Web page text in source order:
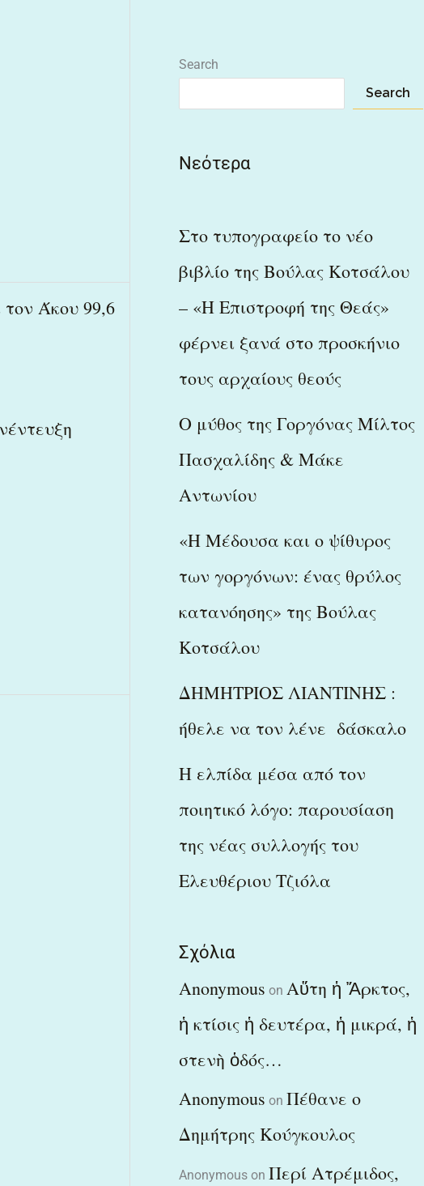
Άκου 99,6
Search
Search
Νεότερα
Στο τυπογραφείο το νέο
βιβλίο της Βούλας Κοτσάλου
– «Η Επιστροφή της Θεάς»
φέρνει ξανά στο προσκήνιο
τους αρχαίους θεούς
Ο μύθος της Γοργόνας Μίλτος
Πασχαλίδης & Μάκε
Αντωνίου
«Η Μέδουσα και ο ψίθυρος
των γοργόνων: ένας θρύλος
κατανόησης» της Βούλας
Κοτσάλου
ΔΗΜΗΤΡΙΟΣ ΛΙΑΝΤΙΝΗΣ :
ήθελε να τον λένε δάσκαλο
Η ελπίδα μέσα από τον
ποιητικό λόγο: παρουσίαση
της νέας συλλογής του
Ελευθέριου Τζιόλα
Σχόλια
Anonymous on Αὕτη ἡ Ἄρκτος,
ἡ κτίσις ἡ δευτέρα, ἡ μικρά, ἡ
στενὴ ὁδός…
Anonymous on Πέθανε ο
Δημήτρης Κούγκουλος
Anonymous on Περί Ατρέμιδος,